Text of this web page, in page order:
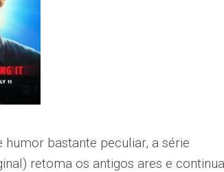
bastante peculiar, a série
retoma os antigos ares e continua